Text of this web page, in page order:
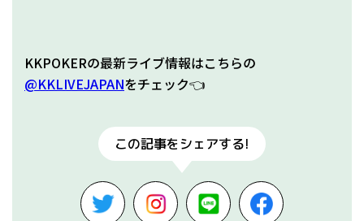
KKPOKERの最新ライブ情報はこちらの
@KKLIVEJAPANをチェック👈
この記事をシェアする!